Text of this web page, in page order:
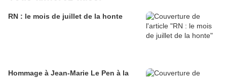
RN : le mois de juillet de la honte
Hommage à Jean-Marie Le Pen à la